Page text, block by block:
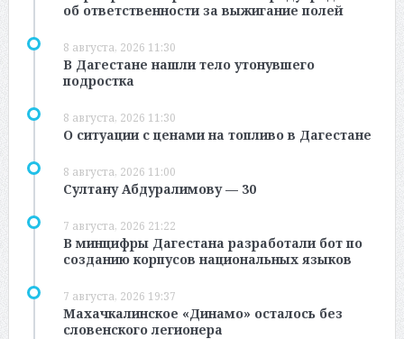
об ответственности за выжигание полей
8 августа, 2026 11:30
В Дагестане нашли тело утонувшего
подростка
8 августа, 2026 11:30
О ситуации с ценами на топливо в Дагестане
8 августа, 2026 11:00
Султану Абдуралимову — 30
7 августа, 2026 21:22
В минцифры Дагестана разработали бот по
созданию корпусов национальных языков
7 августа, 2026 19:37
Махачкалинское «Динамо» осталось без
словенского легионера